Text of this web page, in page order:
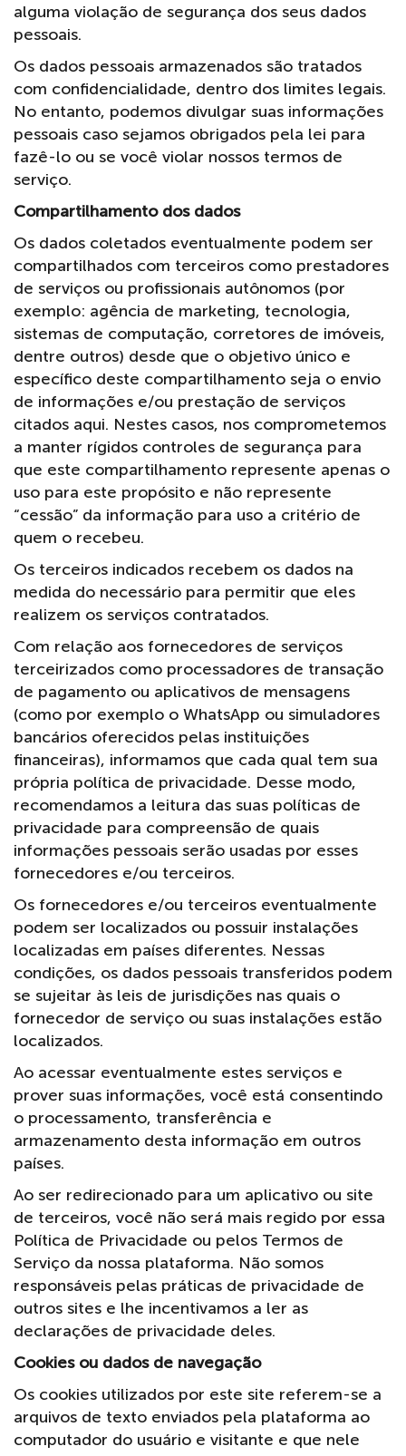
alguma violação de segurança dos seus dados
pessoais.
Os dados pessoais armazenados são tratados
com confidencialidade, dentro dos limites legais.
No entanto, podemos divulgar suas informações
pessoais caso sejamos obrigados pela lei para
fazê-lo ou se você violar nossos termos de
serviço.
Compartilhamento dos dados
Os dados coletados eventualmente podem ser
compartilhados com terceiros como prestadores
de serviços ou profissionais autônomos (por
exemplo: agência de marketing, tecnologia,
sistemas de computação, corretores de imóveis,
dentre outros) desde que o objetivo único e
específico deste compartilhamento seja o envio
de informações e/ou prestação de serviços
citados aqui. Nestes casos, nos comprometemos
a manter rígidos controles de segurança para
que este compartilhamento represente apenas o
uso para este propósito e não represente
“cessão” da informação para uso a critério de
quem o recebeu.
Os terceiros indicados recebem os dados na
medida do necessário para permitir que eles
realizem os serviços contratados.
Com relação aos fornecedores de serviços
terceirizados como processadores de transação
de pagamento ou aplicativos de mensagens
(como por exemplo o WhatsApp ou simuladores
bancários oferecidos pelas instituições
financeiras), informamos que cada qual tem sua
própria política de privacidade. Desse modo,
recomendamos a leitura das suas políticas de
privacidade para compreensão de quais
informações pessoais serão usadas por esses
fornecedores e/ou terceiros.
Os fornecedores e/ou terceiros eventualmente
podem ser localizados ou possuir instalações
localizadas em países diferentes. Nessas
condições, os dados pessoais transferidos podem
se sujeitar às leis de jurisdições nas quais o
fornecedor de serviço ou suas instalações estão
localizados.
Ao acessar eventualmente estes serviços e
prover suas informações, você está consentindo
o processamento, transferência e
armazenamento desta informação em outros
países.
Ao ser redirecionado para um aplicativo ou site
de terceiros, você não será mais regido por essa
Política de Privacidade ou pelos Termos de
Serviço da nossa plataforma. Não somos
responsáveis pelas práticas de privacidade de
outros sites e lhe incentivamos a ler as
declarações de privacidade deles.
Cookies ou dados de navegação
Os cookies utilizados por este site referem-se a
arquivos de texto enviados pela plataforma ao
computador do usuário e visitante e que nele